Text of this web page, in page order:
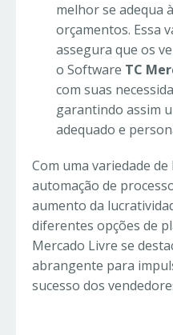
melhor se adequa
orçamentos. Essa
assegura que os
o Software TC
com suas
garantindo assim
adequado e
Com uma variedade
automação de
aumento da
diferentes opções de
Mercado Livre se
abrangente para
sucesso dos